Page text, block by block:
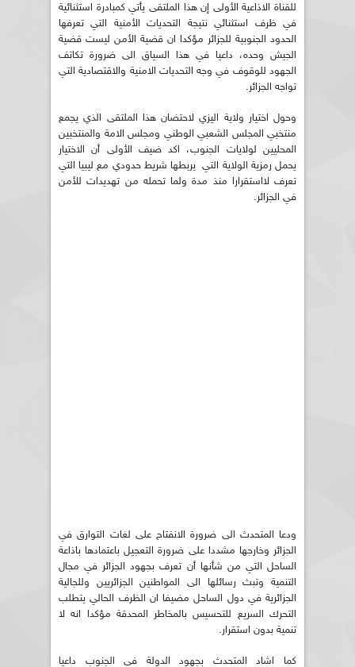
للقناة الاذاعية الأولى إن هذا الملتقى يأتي كمبادرة استثنائية
في ظرف استثنائي نتيجة التحديات الأمنية التي تعرفها
الحدود الجنوبية للجزائر مؤكدا ان قضية الأمن ليست قضية
الجيش وحده، داعيا في هذا السياق الى ضرورة تكاتف
الجهود للوقوف في وجه التحديات الامنية والاقتصادية التي
تواجه الجزائر.
وحول اختيار ولاية اليزي لاحتضان هذا الملتقى الذي يجمع
منتخبي المجلس الشعبي الوطني ومجلس الامة والمنتخبين
المحليين لولايات الجنوب، اكد ضيف الأولى أن الاختيار
يحمل رمزية الولاية التي يربطها شريط حدودي مع ليبيا التي
تعرف لااستقرارا منذ مدة ولما تحمله من تهديدات للأمن
في الجزائر.
ودعا المتحدث الى ضرورة الانفتاح على لغات التوارق في
الجزائر وخارجها مشددا على ضرورة التعجيل باعتمادها باذاعة
الساحل التي من شأنها أن تعرف بجهود الجزائر في مجال
التنمية وتبث رسائلها الى المواطنين الجزائريين وللجالية
الجزائرية في دول الساحل مضيفا ان الظرف الحالي يتطلب
التحرك السريع للتحسيس بالمخاطر المحدقة مؤكدا انه لا
تنمية بدون استقرار.
كما اشاد المتحدث بجهود الدولة في الجنوب داعيا